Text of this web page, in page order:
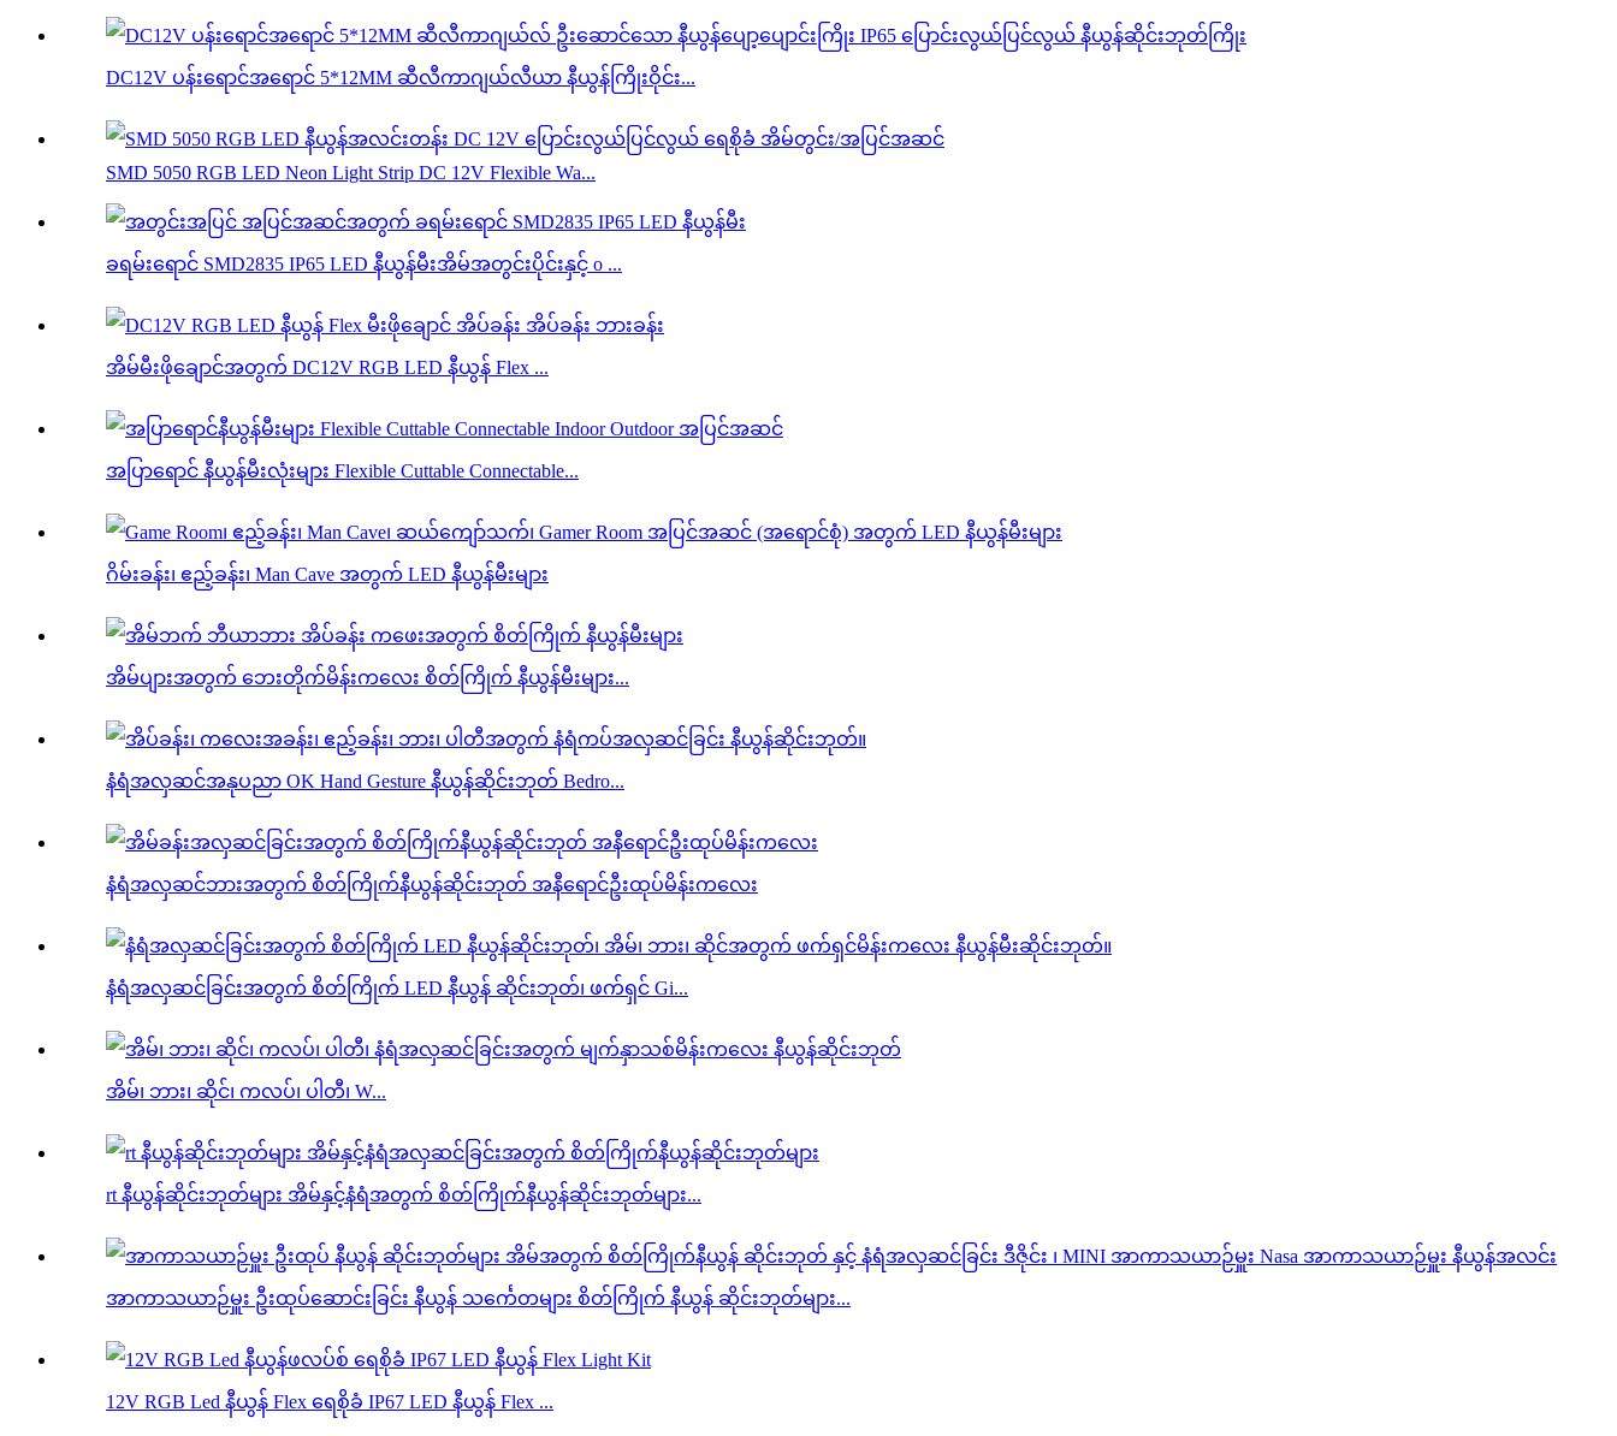
DC12V ပန်းရောင်အရောင် 5*12MM ဆီလီကာဂျယ်လီယာ နီယွန်ကြိုးဝိုင်း...
SMD 5050 RGB LED Neon Light Strip DC 12V Flexible Wa...
ခရမ်းရောင် SMD2835 IP65 LED နီယွန်မီးအိမ်အတွင်းပိုင်းနှင့် o ...
အိမ်မီးဖိုချောင်အတွက် DC12V RGB LED နီယွန် Flex ...
အပြာရောင် နီယွန်မီးလုံးများ Flexible Cuttable Connectable...
ဂိမ်းခန်း၊ ဧည့်ခန်း၊ Man Cave အတွက် LED နီယွန်မီးများ
အိမ်ပျားအတွက် ဘေးတိုက်မိန်းကလေး စိတ်ကြိုက် နီယွန်မီးများ...
နံရံအလှဆင်အနုပညာ OK Hand Gesture နီယွန်ဆိုင်းဘုတ် Bedro...
နံရံအလှဆင်ဘားအတွက် စိတ်ကြိုက်နီယွန်ဆိုင်းဘုတ် အနီရောင်ဦးထုပ်မိန်းကလေး
နံရံအလှဆင်ခြင်းအတွက် စိတ်ကြိုက် LED နီယွန် ဆိုင်းဘုတ်၊ ဖက်ရှင် Gi...
အိမ်၊ ဘား၊ ဆိုင်၊ ကလပ်၊ ပါတီ၊ W...
rt နီယွန်ဆိုင်းဘုတ်များ အိမ်နှင့်နံရံအတွက် စိတ်ကြိုက်နီယွန်ဆိုင်းဘုတ်များ...
အာကာသယာဉ်မှူး ဦးထုပ်ဆောင်းခြင်း နီယွန် သင်္ကေတများ စိတ်ကြိုက် နီယွန် ဆိုင်းဘုတ်များ...
12V RGB Led နီယွန် Flex ရေစိုခံ IP67 LED နီယွန် Flex ...